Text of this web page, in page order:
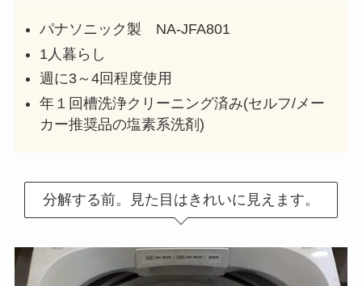
パナソニック製 NA-JFA801
1人暮らし
週に3～4回程度使用
年１回槽洗浄クリーニング済み(セルフ/メー
カー推奨品の塩素系洗剤)
分解する前。見た目はきれいに見えます。